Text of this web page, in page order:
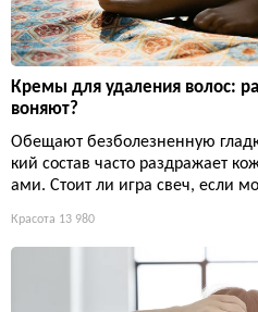
Кремы для удаления волос:
воняют?
Обещают безболезненную
кий состав часто раздражает
ами. Стоит ли игра свеч, если
Красота 13 980